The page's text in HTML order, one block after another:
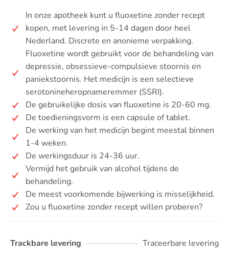
In onze apotheek kunt u fluoxetine zonder recept
kopen, met levering in 5-14 dagen door heel
Nederland. Discrete en anonieme verpakking.
Fluoxetine wordt gebruikt voor de behandeling van
depressie, obsessieve-compulsieve stoornis en
paniekstoornis. Het medicijn is een selectieve
serotonineheropnameremmer (SSRI).
De gebruikelijke dosis van fluoxetine is 20-60 mg.
De toedieningsvorm is een capsule of tablet.
De werking van het medicijn begint meestal binnen
1-4 weken.
De werkingsduur is 24-36 uur.
Vermijd het gebruik van alcohol tijdens de
behandeling.
De meest voorkomende bijwerking is misselijkheid.
Zou u fluoxetine zonder recept willen proberen?
Trackbare levering Traceerbare levering